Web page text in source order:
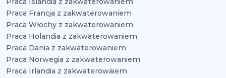
Praca Francja z zakwaterowaniem
Praca Włochy z zakwaterowaniem
Praca Holandia z zakwaterowaniem
Praca Dania z zakwaterowaniem
Praca Norwegia z zakwaterowaniem
Praca Irlandia z zakwaterowaiem